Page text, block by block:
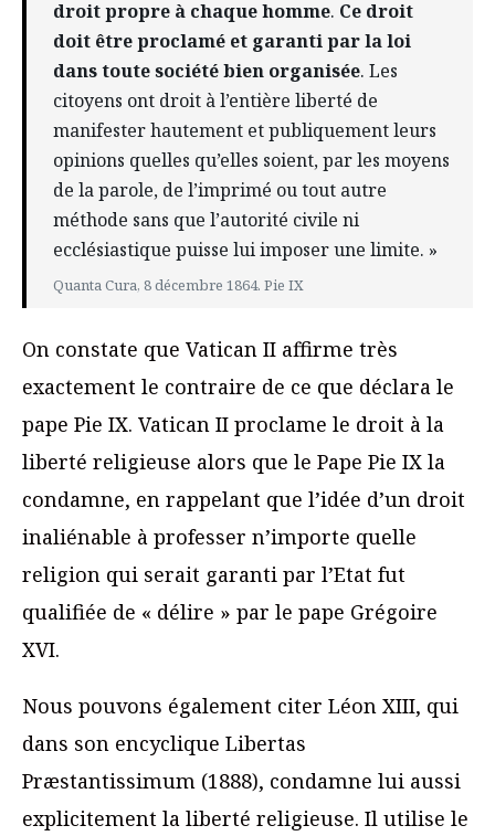
droit propre à chaque homme. Ce droit
doit être proclamé et garanti par la loi
dans toute société bien organisée. Les
citoyens ont droit à l’entière liberté de
manifester hautement et publiquement leurs
opinions quelles qu’elles soient, par les moyens
de la parole, de l’imprimé ou tout autre
méthode sans que l’autorité civile ni
ecclésiastique puisse lui imposer une limite. »
Quanta Cura, 8 décembre 1864. Pie IX
On constate que Vatican II affirme très
exactement le contraire de ce que déclara le
pape Pie IX. Vatican II proclame le droit à la
liberté religieuse alors que le Pape Pie IX la
condamne, en rappelant que l’idée d’un droit
inaliénable à professer n’importe quelle
religion qui serait garanti par l’Etat fut
qualifiée de « délire » par le pape Grégoire
XVI.
Nous pouvons également citer Léon XIII, qui
dans son encyclique Libertas
Præstantissimum (1888), condamne lui aussi
explicitement la liberté religieuse. Il utilise le